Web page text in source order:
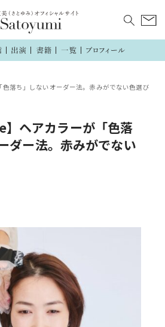
色落ち」しないオーダー法。赤みがでない色選び
】ヘアカラーが「色落
ダー法。赤みがでない